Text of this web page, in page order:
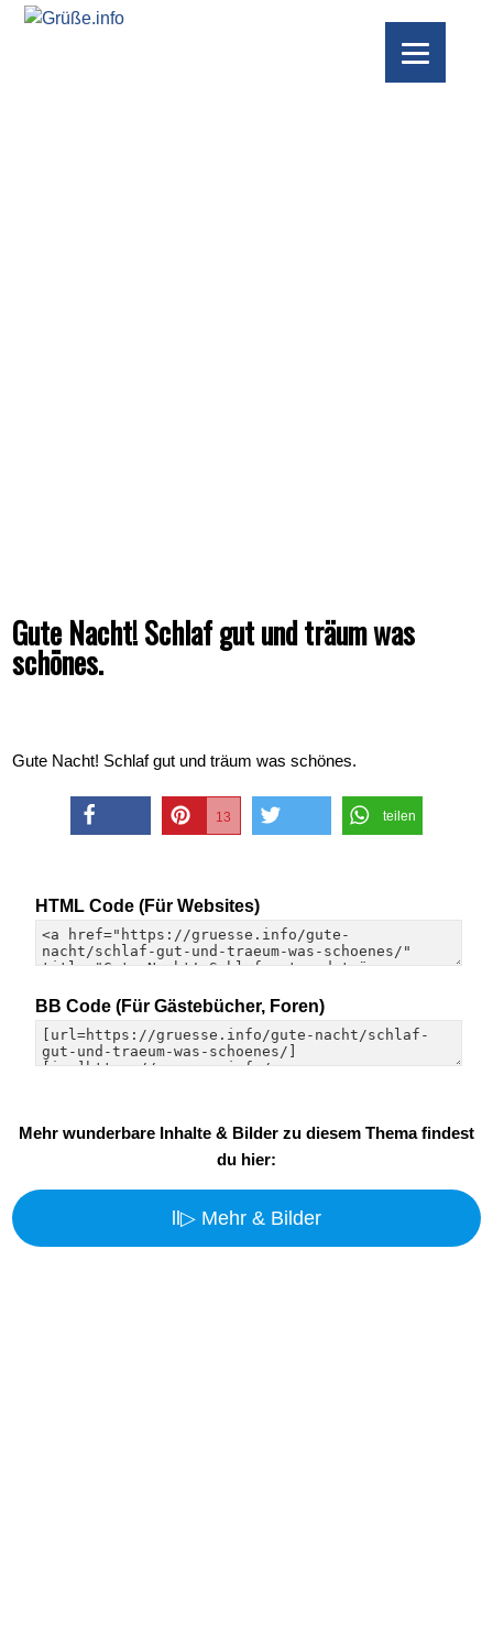
Gute Nacht! Schlaf gut und träum was
schönes.
Gute Nacht! Schlaf gut und träum was schönes.
13 teilen
HTML Code (Für Websites)
BB Code (Für Gästebücher, Foren)
Mehr wunderbare Inhalte & Bilder zu diesem Thema findest
du hier:
ll▷ Mehr & Bilder